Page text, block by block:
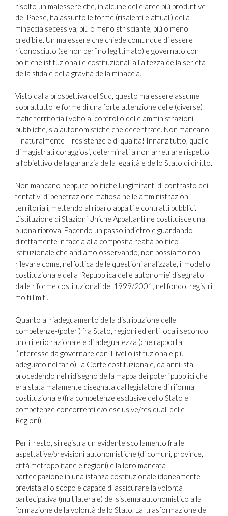
risolto un malessere che, in alcune delle aree più produttive
del Paese, ha assunto le forme (risalenti e attuali) della
minaccia secessiva, più o meno strisciante, più o meno
credibile. Un malessere che chiede comunque di essere
riconosciuto (se non perfino legittimato) e governato con
politiche istituzionali e costituzionali all’altezza della serietà
della sfida e della gravità della minaccia.
Visto dalla prospettiva del Sud, questo malessere assume
soprattutto le forme di una forte attenzione delle (diverse)
mafie territoriali volto al controllo delle amministrazioni
pubbliche, sia autonomistiche che decentrate. Non mancano
– naturalmente – resistenze e di qualità! Innanzitutto, quelle
di magistrati coraggiosi, determinati a non arretrare rispetto
all’obiettivo della garanzia della legalità e dello Stato di diritto.
Non mancano neppure politiche lungimiranti di contrasto dei
tentativi di penetrazione mafiosa nelle amministrazioni
territoriali, mettendo al riparo appalti e contratti pubblici.
L’istituzione di Stazioni Uniche Appaltanti ne costituisce una
buona riprova. Facendo un passo indietro e guardando
direttamente in faccia alla composita realtà politico-
istituzionale che andiamo osservando, non possiamo non
rilevare come, nell’ottica delle questioni analizzate, il modello
costituzionale della ‘Repubblica delle autonomie’ disegnato
dalle riforme costituzionali del 1999/2001, nel fondo, registri
molti limiti.
Quanto al riadeguamento della distribuzione delle
competenze-(poteri) fra Stato, regioni ed enti locali secondo
un criterio razionale e di adeguatezza (che rapporta
l’interesse da governare con il livello istituzionale più
adeguato nel farlo), la Corte costituzionale, da anni, sta
procedendo nel ridisegno della mappa dei poteri pubblici che
era stata malamente disegnata dal legislatore di riforma
costituzionale (fra competenze esclusive dello Stato e
competenze concorrenti e/o esclusive/residuali delle
Regioni).
Per il resto, si registra un evidente scollamento fra le
aspettative/previsioni autonomistiche (di comuni, province,
città metropolitane e regioni) e la loro mancata
partecipazione in una istanza costituzionale idoneamente
prevista allo scopo e capace di assicurare la volontà
partecipativa (multilaterale) del sistema autonomistico alla
formazione della volontà dello Stato. La trasformazione del